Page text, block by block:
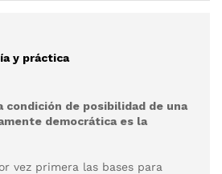
y práctica
condición de posibilidad de una
democrática es la
vez primera las bases para